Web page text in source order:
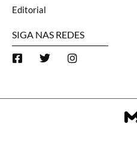
Editorial
SIGA NAS REDES